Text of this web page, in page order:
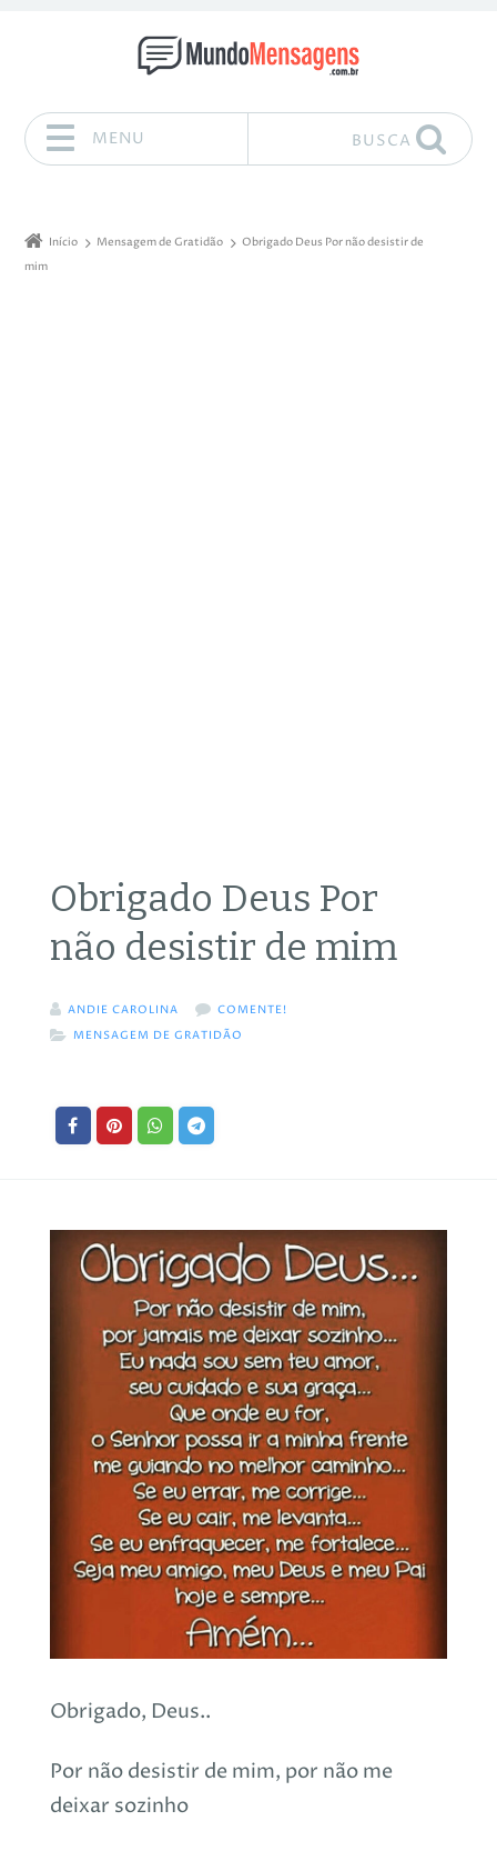
MENU BUSCA
Início Mensagem de Gratidão
Obrigado Deus Por não desistir de
mim
Obrigado Deus Por
não desistir de mim
ANDIE CAROLINA
COMENTE!
MENSAGEM DE GRATIDÃO
Obrigado, Deus..
Por não desistir de mim, por não me
deixar sozinho